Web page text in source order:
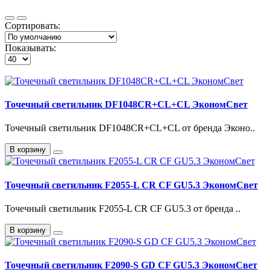
Сортировать:
Показывать:
Точечный светильник DF1048CR+CL+CL ЭкономСвет
Точечный светильник DF1048CR+CL+CL от бренда Эконо..
В корзину
Точечный светильник F2055-L CR CF GU5.3 ЭкономСвет
Точечный светильник F2055-L CR CF GU5.3 от бренда ..
В корзину
Точечный светильник F2090-S GD CF GU5.3 ЭкономСвет